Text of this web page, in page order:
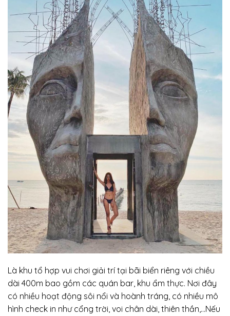
Là khu tổ hợp vui chơi giải trí tại bãi biển riêng với chiều
dài 400m bao gồm các quán bar, khu ẩm thực. Nơi đây
có nhiều hoạt động sôi nổi và hoành tráng, có nhiều mô
hình check in như cổng trời, voi chân dài, thiên thần,…Nếu